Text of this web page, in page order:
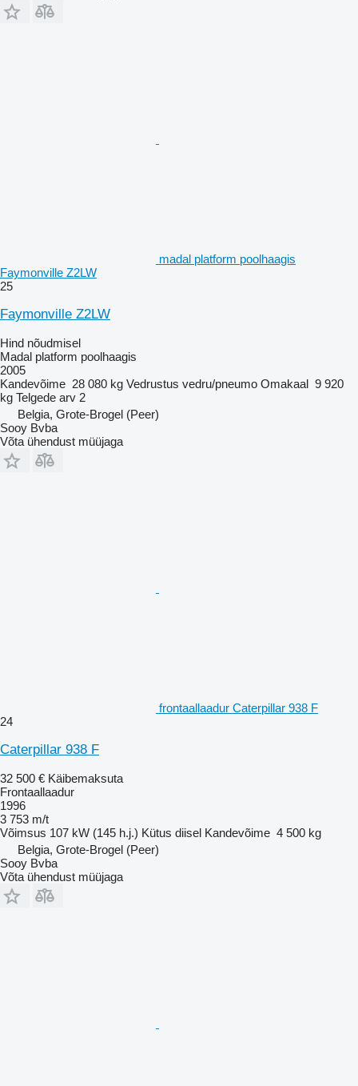
madal platform poolhaagis
Faymonville Z2LW
25
Faymonville Z2LW
Hind nõudmisel
Madal platform poolhaagis
2005
Kandevõime 28 080 kg Vedrustus vedru/pneumo Omakaal 9 920
kg Telgede arv 2
Belgia, Grote-Brogel (Peer)
Sooy Bvba
Võta ühendust müüjaga
frontaallaadur Caterpillar 938 F
24
Caterpillar 938 F
32 500 € Käibemaksuta
Frontaallaadur
1996
3 753 m/t
Võimsus 107 kW (145 h.j.) Kütus diisel Kandevõime 4 500 kg
Belgia, Grote-Brogel (Peer)
Sooy Bvba
Võta ühendust müüjaga